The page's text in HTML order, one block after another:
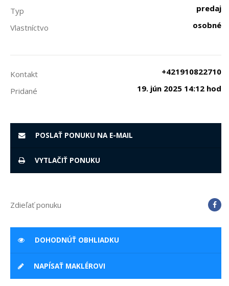
Typ
predaj
Vlastníctvo
osobné
Kontakt
+421910822710
Pridané
19. jún 2025 14:12 hod
POSLAŤ PONUKU NA E-MAIL
VYTLAČIŤ PONUKU
Zdieľať ponuku
DOHODNÚŤ OBHLIADKU
NAPÍSAŤ MAKLÉROVI